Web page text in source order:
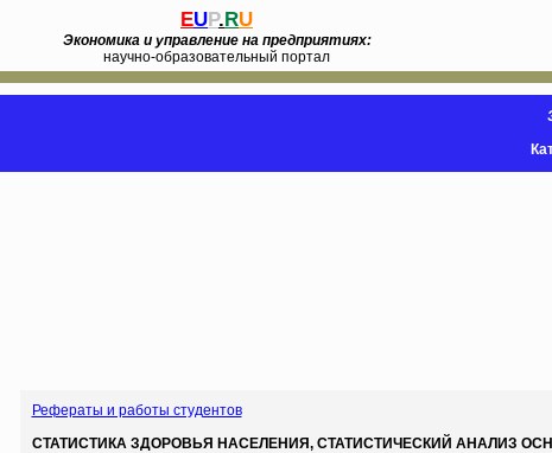
EUP.RU
Экономика и управление на предприятиях:
научно-образовательный портал
Рефераты и работы студентов
СТАТИСТИКА ЗДОРОВЬЯ НАСЕЛЕНИЯ, СТАТИСТИЧЕСКИЙ АНАЛИЗ